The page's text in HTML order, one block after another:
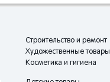
Строительство и ремонт
Художественные товары
Косметика и гигиена